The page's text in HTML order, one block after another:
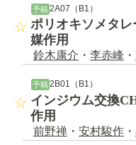
予稿 2A07（B1）
ポリオキソメタ
媒作用
鈴木康介 ・ 李赤峰 ・
予稿 2B01（B1）
インジウム交換
作用
前野禅 ・ 安村駿作 ・